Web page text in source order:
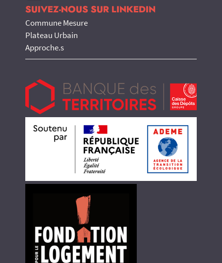
SUIVEZ-NOUS SUR LINKEDIN
Commune Mesure
Plateau Urbain
Approche.s